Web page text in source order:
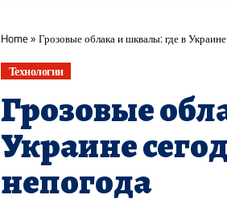
Home» Грозовые облака и шквалы: где в
Технологии
Грозовые
Украине
непогода